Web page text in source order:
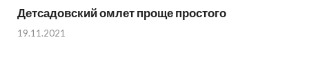
Детсадовский омлет проще простого
19.11.2021